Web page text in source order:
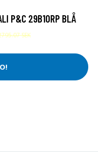
P&C 29B10RP BLÅ
SEK